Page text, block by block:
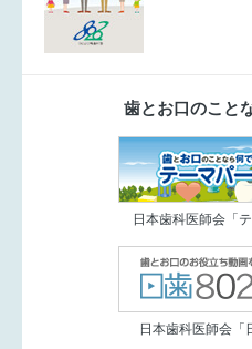
歯とお口のこと
日本歯科医師会「
日本歯科医師会「